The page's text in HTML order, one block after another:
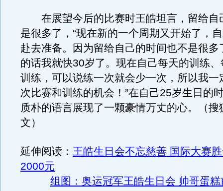
在展望今后的比赛时王皓坦言，留给自
是很多了，“现在新的一个周期又开始了，
赴去准备。因为留给自己的时间也不是很多
的话我就快30岁了。现在自己每天的训练
训练，可以说练一次就会少一次，所以我一
次比赛和训练的机会！”在自己25岁生日的
质朴的语言展现了一颗豪情万丈的心。（搜
文）
延伸阅读： 王皓生日会不忘慈善 国际大赛
2000元
组图：奥运冠军王皓生日会 帅哥蛋